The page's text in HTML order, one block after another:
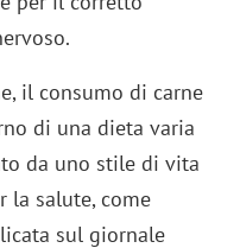
il consumo di carne
di una dieta varia
da uno stile di vita
la salute, come
sul giornale